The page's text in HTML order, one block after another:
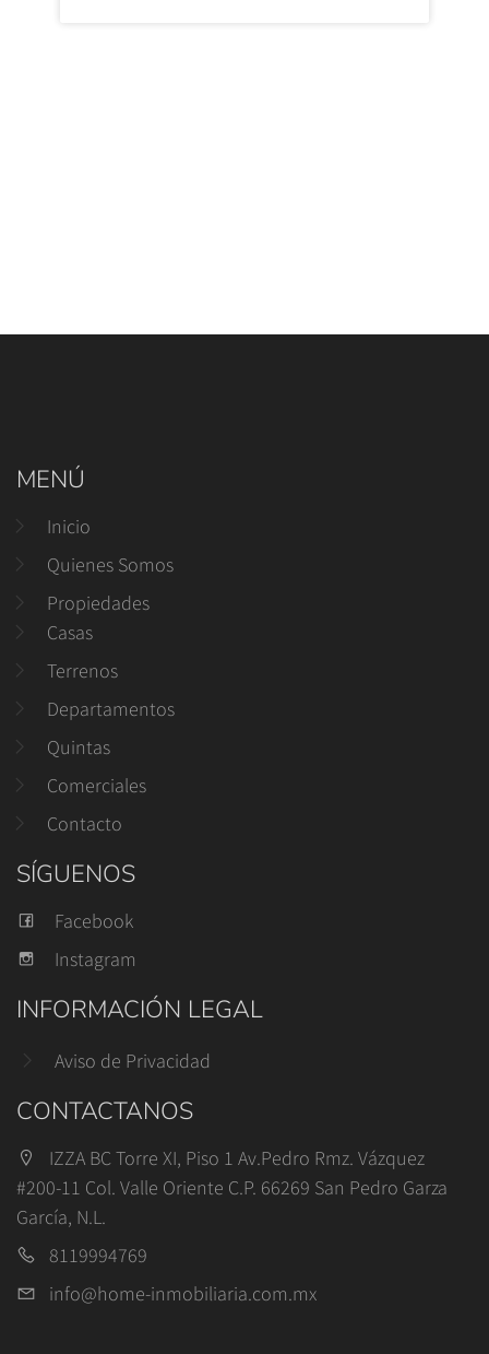
MENÚ
Inicio
Quienes Somos
Propiedades
Casas
Terrenos
Departamentos
Quintas
Comerciales
Contacto
SÍGUENOS
Facebook
Instagram
INFORMACIÓN LEGAL
Aviso de Privacidad
CONTACTANOS
IZZA BC Torre XI, Piso 1 Av.Pedro Rmz. Vázquez
#200-11 Col. Valle Oriente C.P. 66269 San Pedro Garza
García, N.L.
8119994769
info@home-inmobiliaria.com.mx